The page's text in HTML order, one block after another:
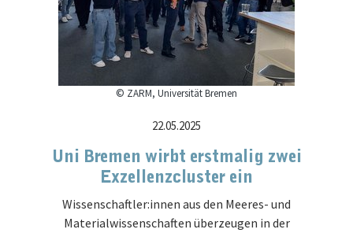
© ZARM, Universität Bremen
22.05.2025
Uni Bremen wirbt erstmalig zwei
Exzellenzcluster ein
Wissenschaftler:innen aus den Meeres- und
Materialwissenschaften überzeugen in der